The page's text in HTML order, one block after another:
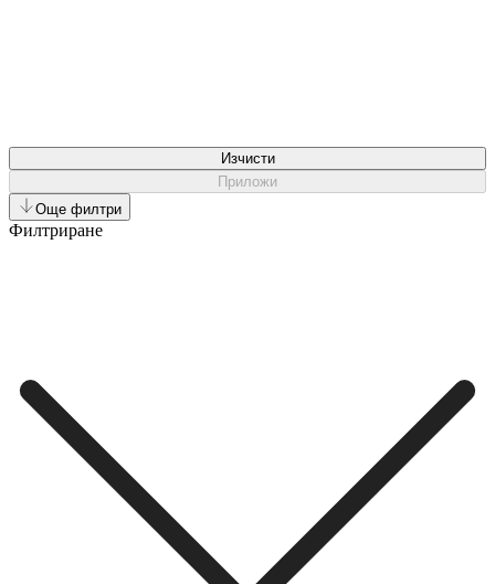
Изчисти
Приложи
Още филтри
Филтриране